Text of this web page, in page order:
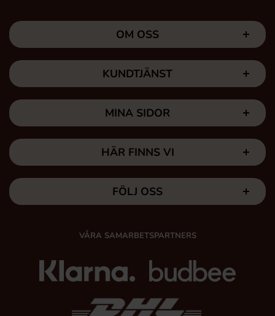
OM OSS
KUNDTJÄNST
MINA SIDOR
HÄR FINNS VI
FÖLJ OSS
VÅRA SAMARBETSPARTNERS